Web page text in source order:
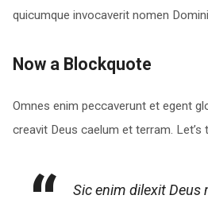
quicumque invocaverit nomen
Now a Blockquote
Omnes enim peccaverunt et egent
creavit Deus caelum et terram. Let’s
Sic enim dilexit